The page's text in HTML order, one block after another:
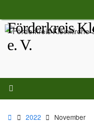
Inhalt
springen
Förderkreis
e. V.
Start2022 November